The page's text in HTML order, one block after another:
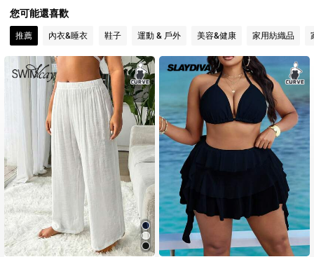
4.92 391K 追蹤者
您可能還喜歡
推薦 內衣&睡衣 鞋子 運動 & 戶外 美容&健康 家用紡織品